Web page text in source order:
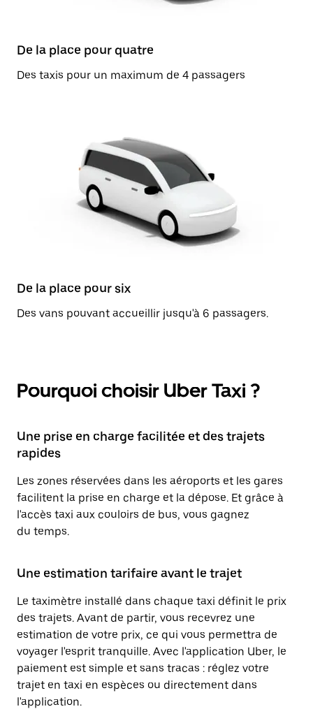
De la place pour quatre
Des taxis pour un maximum de 4 passagers
De la place pour six
Des vans pouvant accueillir jusqu'à 6 passagers.
Pourquoi choisir Uber Taxi ?
Une prise en charge facilitée et des trajets
rapides
Les zones réservées dans les aéroports et les gares
facilitent la prise en charge et la dépose. Et grâce à
l'accès taxi aux couloirs de bus, vous gagnez
du temps.
Une estimation tarifaire avant le trajet
Le taximètre installé dans chaque taxi définit le prix
des trajets. Avant de partir, vous recevrez une
estimation de votre prix, ce qui vous permettra de
voyager l'esprit tranquille. Avec l'application Uber, le
paiement est simple et sans tracas : réglez votre
trajet en taxi en espèces ou directement dans
l'application.